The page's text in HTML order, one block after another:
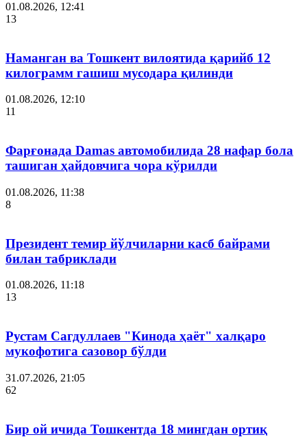
01.08.2026, 12:41
13
Наманган ва Тошкент вилоятида қарийб 12
килограмм гашиш мусодара қилинди
01.08.2026, 12:10
11
Фарғонада Damas автомобилида 28 нафар бола
ташиган ҳайдовчига чора кўрилди
01.08.2026, 11:38
8
Президент темир йўлчиларни касб байрами
билан табриклади
01.08.2026, 11:18
13
Рустам Сагдуллаев "Кинода ҳаёт" халқаро
мукофотига сазовор бўлди
31.07.2026, 21:05
62
Бир ой ичида Тошкентда 18 мингдан ортиқ